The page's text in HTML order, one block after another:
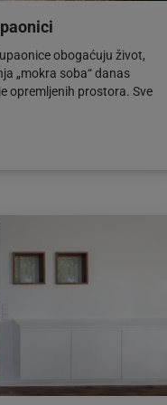
obogaćuju život,
„mokra soba“ danas
opremljenih prostora. Sve